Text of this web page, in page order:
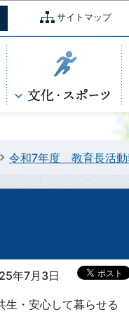
サイトマップ
令和7年度 教育長活動
年7月3日
・安心して暮らせる